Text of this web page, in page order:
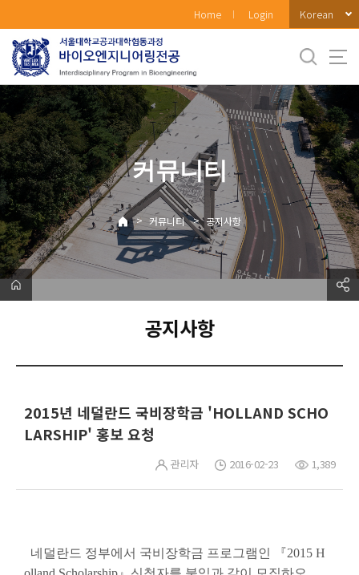
로
메
뉴
Home Login Korean
커뮤니티
> 커뮤니티 > 공지사항
공지사항
2015년 네덜란드 국비장학금 'HOLLAND SCHO
LARSHIP' 홍보 요청
관리자 2016-02-23 1,389
네덜란드 정부에서 국비장학금 프로그램인 『2015 H